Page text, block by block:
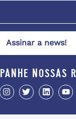
Assinar a news!
nossas